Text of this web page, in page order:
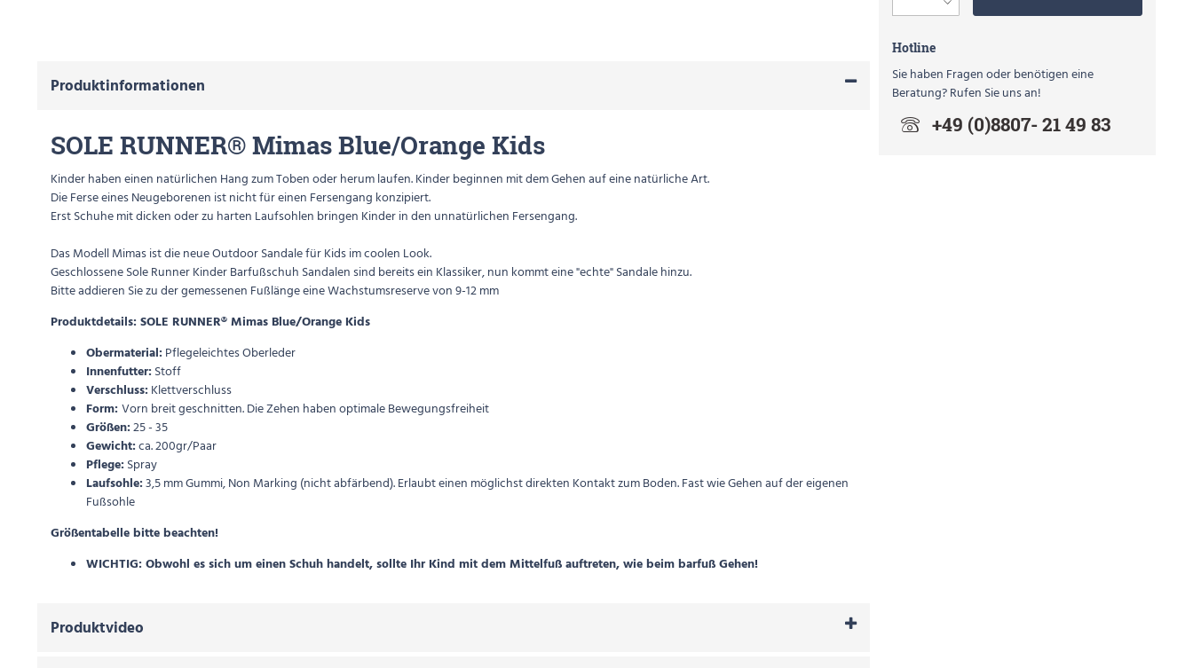
Hotline
Sie haben Fragen oder benötigen eine
Beratung? Rufen Sie uns an!
+49 (0)8807- 21 49 83
Produktinformationen
SOLE RUNNER® Mimas Blue/Orange Kids
Kinder haben einen natürlichen Hang zum Toben oder herum laufen. Kinder beginnen mit dem Gehen auf eine natürliche Art.
Die Ferse eines Neugeborenen ist nicht für einen Fersengang konzipiert.
Erst Schuhe mit dicken oder zu harten Laufsohlen bringen Kinder in den unnatürlichen Fersengang.
Das Modell Mimas ist die neue Outdoor Sandale für Kids im coolen Look.
Geschlossene Sole Runner Kinder Barfußschuh Sandalen sind bereits ein Klassiker, nun kommt eine "echte" Sandale hinzu.
Bitte addieren Sie zu der gemessenen Fußlänge eine Wachstumsreserve von 9-12 mm
Produktdetails: SOLE RUNNER® Mimas Blue/Orange Kids
Obermaterial: Pflegeleichtes Oberleder
Innenfutter: Stoff
Verschluss: Klettverschluss
Form: Vorn breit geschnitten. Die Zehen haben optimale Bewegungsfreiheit
Größen:25 - 35
Gewicht:ca. 200gr/Paar
Pflege: Spray
Laufsohle:3,5 mm Gummi, Non Marking (nicht abfärbend). Erlaubt einen möglichst direkten Kontakt zum Boden. Fast wie Gehen auf der eigenen
Fußsohle
Größentabelle bitte beachten!
WICHTIG: Obwohl es sich um einen Schuh handelt, sollte Ihr Kind mit dem Mittelfuß auftreten, wie beim barfuß Gehen!
Produktvideo